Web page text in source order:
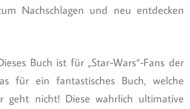
Nachschlagen und neu entdecken
Buch ist für „Star-Wars“-Fans der
für ein fantastisches Buch, welche
geht nicht! Diese wahrlich ultimative